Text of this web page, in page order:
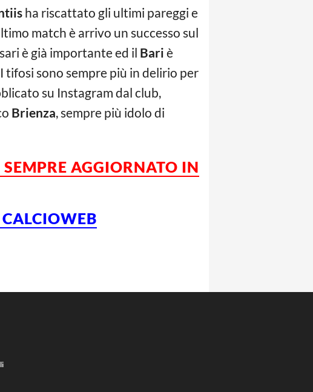
ha riscattato gli ultimi pareggi e
match è arrivo un successo sul
è già importante ed il Bari è
sono sempre più in delirio per
su Instagram dal club,
Brienza, sempre più idolo di
SEMPRE AGGIORNATO IN